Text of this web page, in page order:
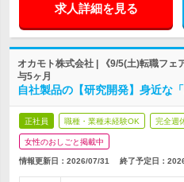
求人詳細を見る
オカモト株式会社 | 《9/5(土)転職フ
与5ヶ月
自社製品の【研究開発】身近な
正社員 職種・業種未経験OK 完全週
女性のおしごと掲載中
情報更新日：2026/07/31 終了予定日：